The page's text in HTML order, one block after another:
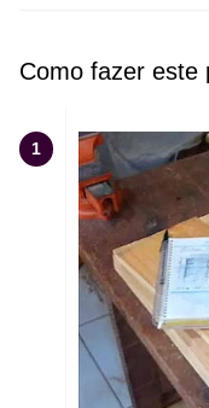
Como fazer este
1